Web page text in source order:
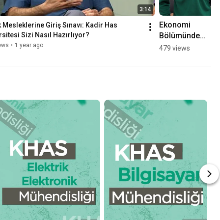
3:14
Mesleklerine Giriş Sınavı: Kadir Has
Sizi Nasıl Hazırlıyor?
• 1 year ago
Ekonomi
Bölümünde
Fark
Hukuk ÇAP
479 views